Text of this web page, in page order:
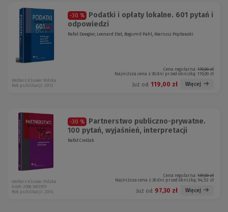
-30 %
Podatki i opłaty lokalne. 601 pytań i
odpowiedzi
Rafał Dowgier, Leonard Etel, Bogumił Pahl, Mariusz Popławski
Cena regularna: 170,00 zł
Najniższa cena z 30 dni przed obniżką: 119,00 zł
Już od: 119,00 zł Więcej
Wolters Kluwer Polska
Rok publikacji: 2012
-30 %
Partnerstwo publiczno-prywatne.
100 pytań, wyjaśnień, interpretacji
Rafał Cieślak
Cena regularna: 139,00 zł
Najniższa cena z 30 dni przed obniżką: 94,52 zł
Już od: 97,30 zł Więcej
Wolters Kluwer Polska
KAM-2086 W01P01
Rok publikacji: 2014